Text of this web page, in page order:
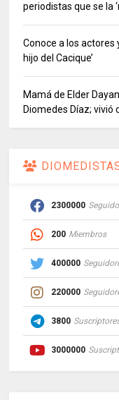
periodistas que se la
Conoce a los actores
hijo del Cacique’
Mamá de Elder
Diomedes Díaz; vivió
2300000
200 Miembros
400000
220000
3800
3000000